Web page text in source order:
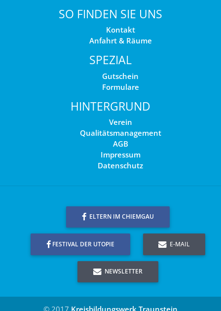
SO FINDEN SIE UNS
Kontakt
Anfahrt & Räume
SPEZIAL
Gutschein
Formulare
HINTERGRUND
Verein
Qualitätsmanagement
AGB
Impressum
Datenschutz
ELTERN IM CHIEMGAU
FESTIVAL DER UTOPIE E-MAIL
NEWSLETTER
© 2017 Kreisbildungswerk Traunstein